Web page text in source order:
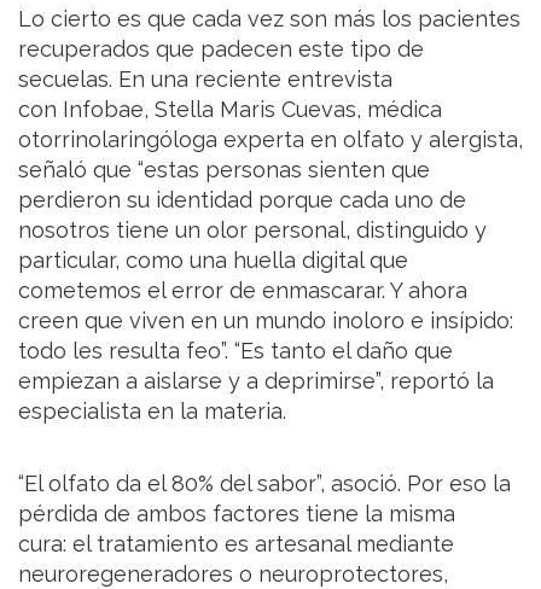
Lo cierto es que cada vez son más los pacientes
recuperados que padecen este tipo de
secuelas. En una reciente entrevista
con Infobae, Stella Maris Cuevas, médica
otorrinolaringóloga experta en olfato y alergista,
señaló que “estas personas sienten que
perdieron su identidad porque cada uno de
nosotros tiene un olor personal, distinguido y
particular, como una huella digital que
cometemos el error de enmascarar. Y ahora
creen que viven en un mundo inoloro e insípido:
todo les resulta feo”. “Es tanto el daño que
empiezan a aislarse y a deprimirse”, reportó la
especialista en la materia.
“El olfato da el 80% del sabor”, asoció. Por eso la
pérdida de ambos factores tiene la misma
cura: el tratamiento es artesanal mediante
neuroregeneradores o neuroprotectores,